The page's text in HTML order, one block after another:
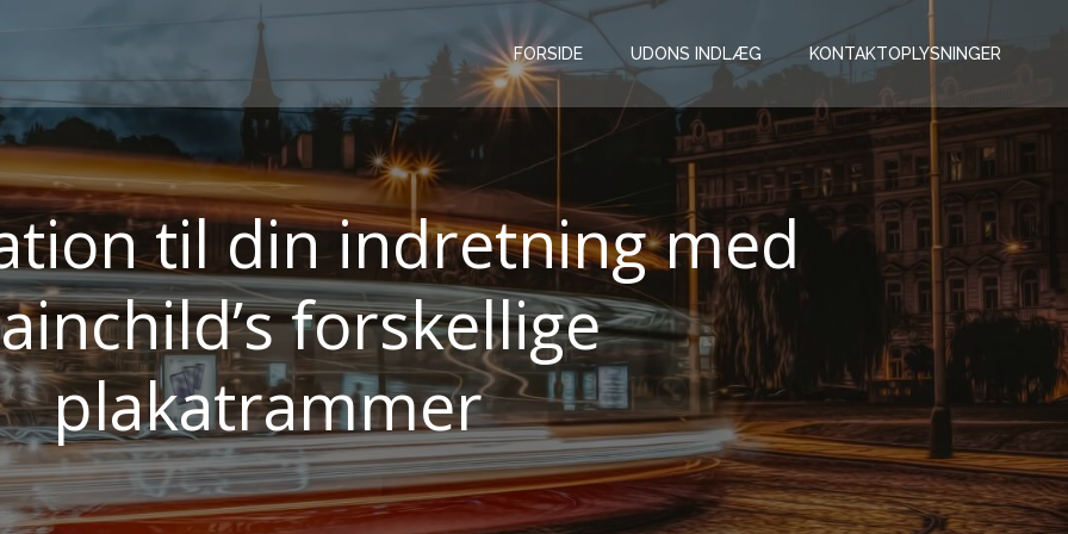
FORSIDE UDONS INDLÆG KONTAKTOPLYSNINGER
til din indretning med
forskellige
plakatrammer